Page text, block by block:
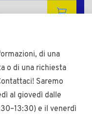
di una
o di una richiesta
Saremo
al giovedì dalle
e il venerdì